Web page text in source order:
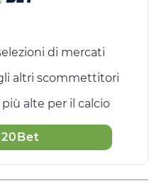
di mercati
altri scommettitori
alte per il calcio